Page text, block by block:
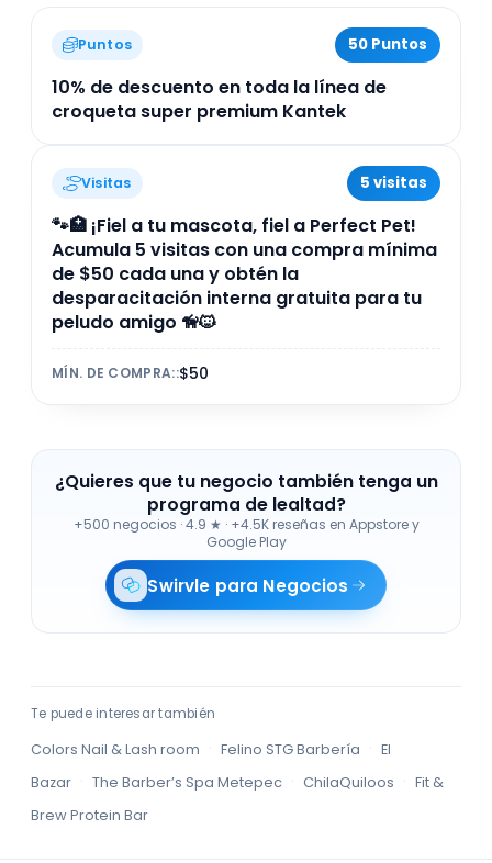
Puntos 50 Puntos
10% de descuento en toda la línea de
croqueta super premium Kantek
Visitas 5 visitas
🐾🏥 ¡Fiel a tu mascota, fiel a Perfect Pet!
Acumula 5 visitas con una compra mínima
de $50 cada una y obtén la
desparacitación interna gratuita para tu
peludo amigo 🦮🐱
MÍN. DE COMPRA::$50
¿Quieres que tu negocio también tenga un
programa de lealtad?
+500 negocios ·4.9 ★ · +4.5K reseñas en Appstore y
Google Play
Swirvle para Negocios
Te puede interesar también
Colors Nail & Lash room Felino STG Barbería
El
Bazar
The Barber’s Spa Metepec ChilaQuiloos
Fit &
Brew Protein Bar